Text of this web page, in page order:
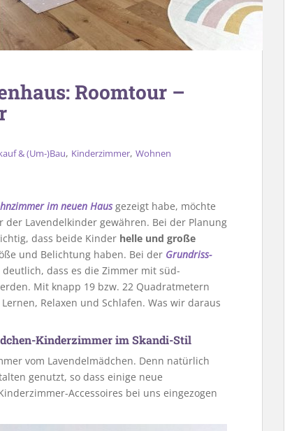
Roomtour –
& (Um-)Bau, Kinderzimmer, Wohnen
im neuen Hausgezeigt habe, möchte
Lavendelkinder gewähren. Bei der Planung
dass beide Kinder helle und große
und Belichtung haben. Bei der Grundriss-
dass es die Zimmer mit süd-
Mit knapp 19 bzw. 22 Quadratmetern
Relaxen und Schlafen. Was wir daraus
Kinderzimmer im Skandi-Stil
vom Lavendelmädchen. Denn natürlich
genutzt, so dass einige neue
Accessoires bei uns eingezogen